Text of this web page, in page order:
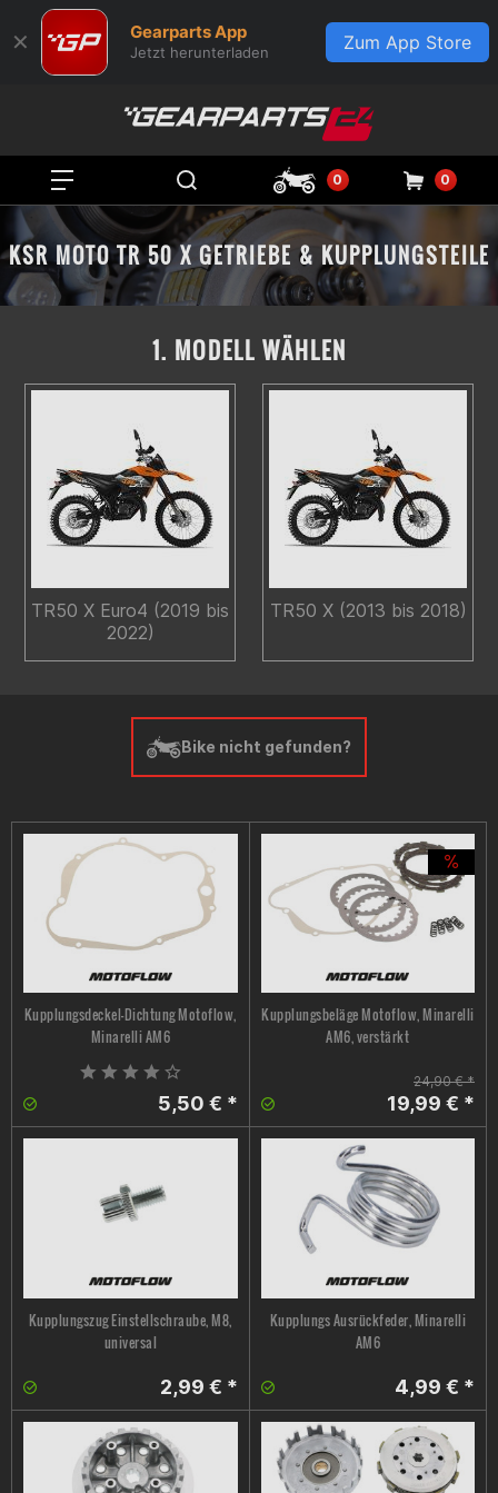
✕ Gearparts App
Jetzt herunterladen Zum App Store
0 0
KSR MOTO TR 50 X GETRIEBE & KUPPLUNGSTEILE
1. MODELL WÄHLEN
TR50 X Euro4 (2019 bis
2022)
TR50 X (2013 bis 2018)
Bike nicht gefunden?
Kupplungsdeckel-Dichtung Motoflow,
Minarelli AM6
5,50 € *
Kupplungsbeläge Motoflow, Minarelli
AM6, verstärkt
24,90 € *
19,99 € *
Kupplungszug Einstellschraube, M8,
universal
2,99 € *
Kupplungs Ausrückfeder, Minarelli
AM6
4,99 € *